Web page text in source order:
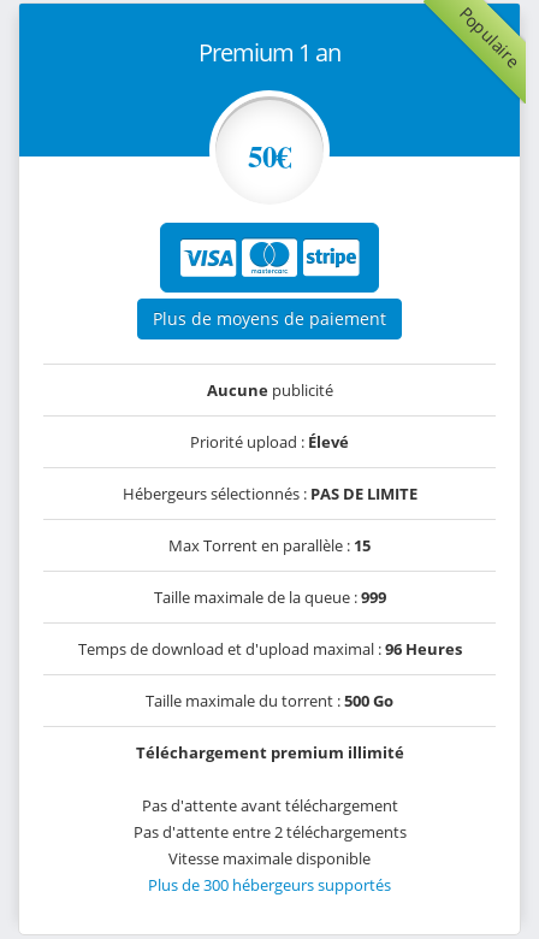
Populaire
Premium 1 an
50€
Plus de moyens de paiement
Aucunepublicité
Priorité upload : Élevé
Hébergeurs sélectionnés : PAS DE LIMITE
Max Torrent en parallèle : 15
Taille maximale de la queue :999
Temps de download et d'upload maximal :96 Heures
Taille maximale du torrent :500 Go
Téléchargement premium illimité
Pas d'attente avant téléchargement
Pas d'attente entre 2 téléchargements
Vitesse maximale disponible
Plus de 300 hébergeurs supportés